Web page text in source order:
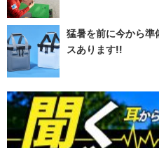
猛暑を前に今から準
スあります!!